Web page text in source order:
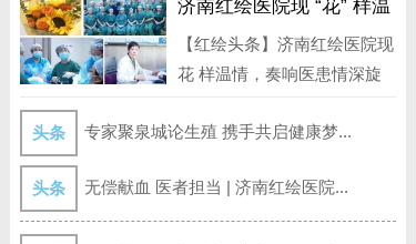
济南红绘医院现 “花” 样温
情，奏响医患情深旋律
【红绘头条】济南红绘医院现
花 样温情，奏响医患情深旋
头条
专家聚泉城论生殖 携手共启健康梦...
头条 无偿献血 医者担当 | 济南红绘医院...